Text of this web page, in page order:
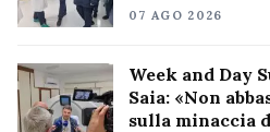
07 AGO 2026
Week and Day
Saia: «Non
sulla minaccia